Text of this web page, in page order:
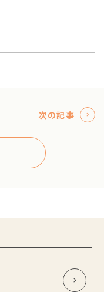
次の記事